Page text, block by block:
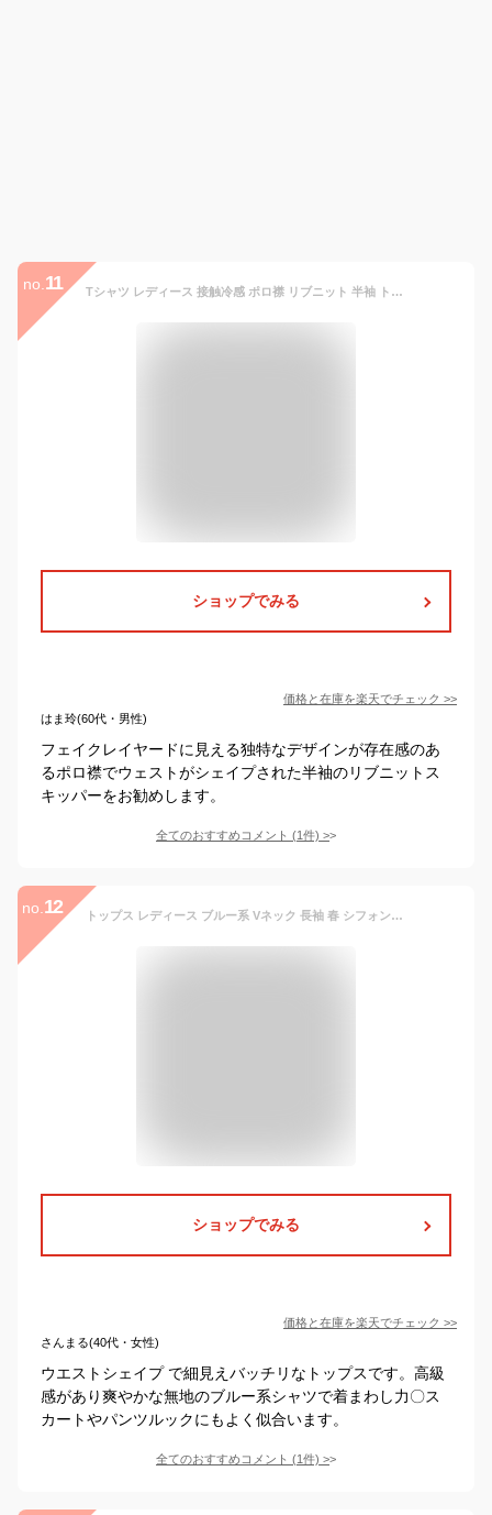
no. 11 Tシャツ レディース 接触冷感 ポロ襟 リブニット 半袖 トップス スリムフィット ウエストシェイプ 切り替え 春夏 重ね着 普段使い ポリエステル スパンデックス ブラック ブルー
ショップでみる
価格と在庫を楽天でチェック >>
はま玲(60代・男性)
フェイクレイヤードに見える独特なデザインが存在感のあ
るポロ襟でウェストがシェイプされた半袖のリブニットス
キッパーをお勧めします。
全てのおすすめコメント (1件) >
no. 12 トップス レディース ブルー系 Vネック 長袖 春 シフォン 細見え ウエストシェイプ ビッグサイズ 通勤用 普段使い 軽量 伸縮性 吸湿速乾 高級感
ショップでみる
価格と在庫を楽天でチェック >>
さんまる(40代・女性)
ウエストシェイプ で細見えバッチリなトップスです。高級
感があり爽やかな無地のブルー系シャツで着まわし力〇ス
カートやパンツルックにもよく似合います。
全てのおすすめコメント (1件) >